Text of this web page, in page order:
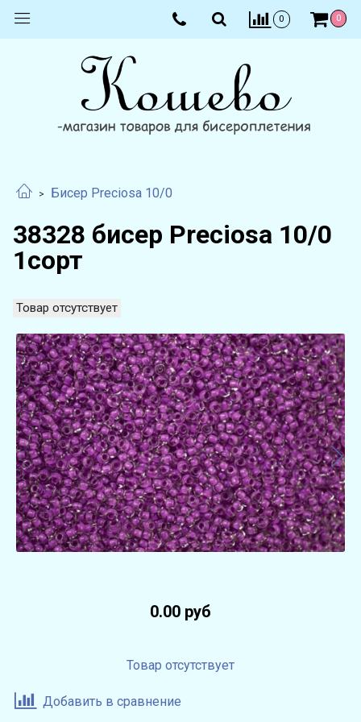
0 0
Бисер Preciosa 10/0
38328 бисер Preciosa 10/0
1сорт
Товар отсутствует
0.00 руб
Товар отсутствует
Добавить в сравнение